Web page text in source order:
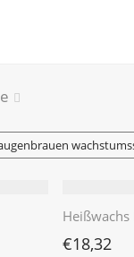
Heißwachs
€18,32